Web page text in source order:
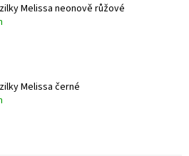
Melissa neonově růžové
Melissa černé